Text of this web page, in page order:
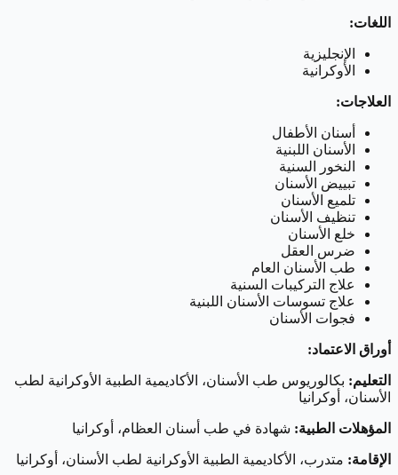
اللغات:
الإنجليزية
الأوكرانية
العلاجات:
أسنان الأطفال
الأسنان اللبنية
النخور السنية
تبييض الأسنان
تلميع الأسنان
تنظيف الأسنان
خلع الأسنان
ضرس العقل
طب الأسنان العام
علاج التركيبات السنية
علاج تسوسات الأسنان اللبنية
فجوات الأسنان
أوراق الاعتماد:
التعليم: بكالوريوس طب الأسنان، الأكاديمية الطبية الأوكرانية لطب
الأسنان، أوكرانيا
المؤهلات الطبية: شهادة في طب أسنان العظام، أوكرانيا
الإقامة: متدرب، الأكاديمية الطبية الأوكرانية لطب الأسنان، أوكرانيا